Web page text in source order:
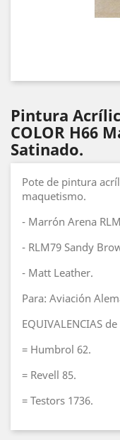
Pintura
COLOR H66
Satinado.
Pote de pintura
maquetismo.
- Marrón Arena
- RLM79 Sandy
- Matt Leather.
Para: Aviación
EQUIVALENCIAS
= Humbrol 62.
= Revell 85.
= Testors 1736.